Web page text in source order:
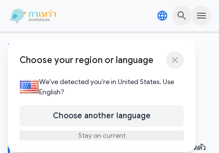
Choose your region or language
We've detected you're in United States. Use
English?
Choose another language
Stay on current
ข่าวไอทีและเทคโนโลยี
Samsung ยืนยันเปิดตัว AI
Glasses ปีนี้ ท้าชน Meta Ray-
Gemini AI
Samsung ยืนยันแล้ว! แว่นตา AI Smart Glasses จะเปิดตัว